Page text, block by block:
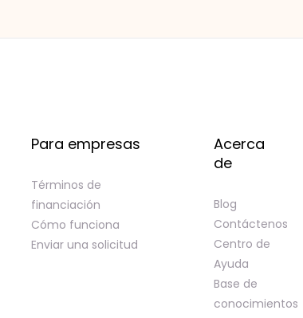
Para empresas
Términos de
financiación
Cómo funciona
Enviar una solicitud
Acerca
de
Blog
Contáctenos
Centro de
Ayuda
Base de
conocimientos